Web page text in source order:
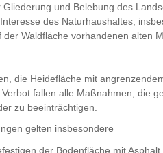
Gliederung und Belebung des
des Naturhaushaltes,
der Waldfläche vorhandenen alten
die Heidefläche mit
fallen alle Maßnahmen, die
zu beeinträchtigen.
gelten insbesondere
der Bodenfläche mit